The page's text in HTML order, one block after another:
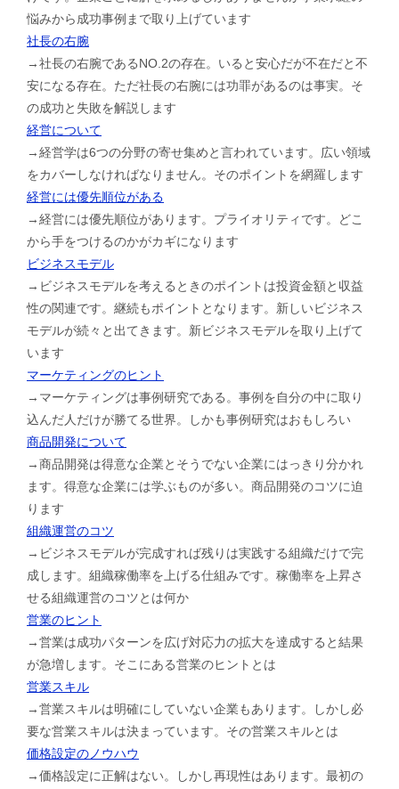
悩みから成功事例まで取り上げています
社長の右腕
→社長の右腕であるNO.2の存在。いると安心だが不在だと不
安になる存在。ただ社長の右腕には功罪があるのは事実。そ
の成功と失敗を解説します
経営について
→経営学は6つの分野の寄せ集めと言われています。広い領域
をカバーしなければなりません。そのポイントを網羅します
経営には優先順位がある
→経営には優先順位があります。プライオリティです。どこ
から手をつけるのかがカギになります
ビジネスモデル
→ビジネスモデルを考えるときのポイントは投資金額と収益
性の関連です。継続もポイントとなります。新しいビジネス
モデルが続々と出てきます。新ビジネスモデルを取り上げて
います
マーケティングのヒント
→マーケティングは事例研究である。事例を自分の中に取り
込んだ人だけが勝てる世界。しかも事例研究はおもしろい
商品開発について
→商品開発は得意な企業とそうでない企業にはっきり分かれ
ます。得意な企業には学ぶものが多い。商品開発のコツに迫
ります
組織運営のコツ
→ビジネスモデルが完成すれば残りは実践する組織だけで完
成します。組織稼働率を上げる仕組みです。稼働率を上昇さ
せる組織運営のコツとは何か
営業のヒント
→営業は成功パターンを広げ対応力の拡大を達成すると結果
が急増します。そこにある営業のヒントとは
営業スキル
→営業スキルは明確にしていない企業もあります。しかし必
要な営業スキルは決まっています。その営業スキルとは
価格設定のノウハウ
→価格設定に正解はない。しかし再現性はあります。最初の